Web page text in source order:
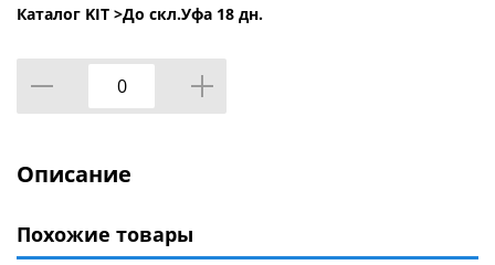
Каталог KIT >До скл.Уфа 18 дн.
Описание
Похожие товары